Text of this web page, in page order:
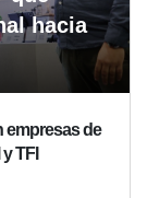
hacia
empresas de
TFI